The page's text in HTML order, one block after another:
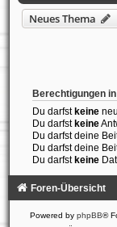
Neues Thema
Berechtigungen
Du darfst keine
Du darfst keine
Du darfst deine
Du darfst deine
Du darfst keine
Foren-Übersicht
Powered by phpBB®